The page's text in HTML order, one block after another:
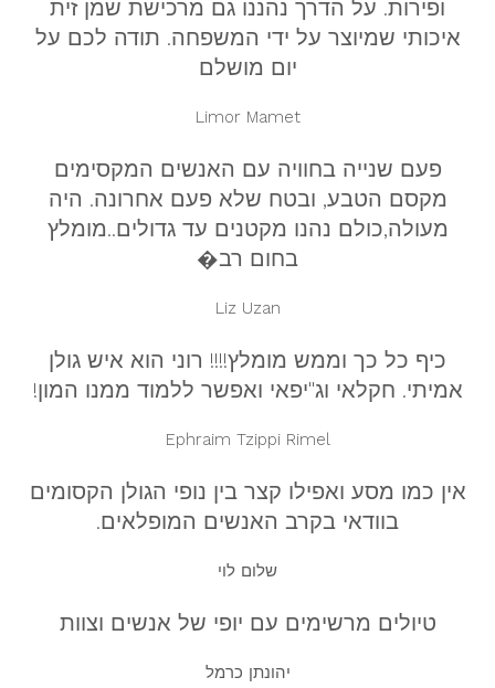
ופירות. על הדרך נהננו גם מרכישת שמן זית
איכותי שמיוצר על ידי המשפחה. תודה לכם על
יום מושלם
Limor Mamet‎‏
פעם שנייה בחוויה עם האנשים המקסימים
מקסם הטבע, ובטח שלא פעם אחרונה. היה
מעולה,כולם נהנו מקטנים עד גדולים..מומלץ
בחום רב�
Liz Uzan
כיף כל כך וממש מומלץ!!!! רוני הוא איש גולן
אמיתי. חקלאי וג''יפאי ואפשר ללמוד ממנו המון!
Ephraim Tzippi Rimel‎‏
אין כמו מסע ואפילו קצר בין נופי הגולן הקסומים
בוודאי בקרב האנשים המופלאים.
שלום לוי‏
טיולים מרשימים עם יופי של אנשים וצוות
יהונתן כרמל